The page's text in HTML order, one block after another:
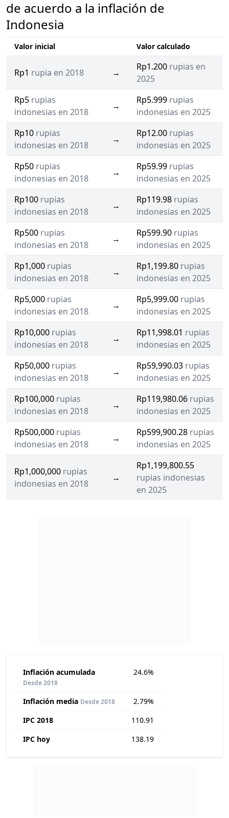
de acuerdo a la inflación de
Indonesia
Valor inicial Valor calculado
Rp1 rupia en 2018 →
Rp1.200 rupias en
2025
Rp5 rupias
indonesias en 2018
→
Rp5.999 rupias
indonesias en 2025
Rp10 rupias
indonesias en 2018
→
Rp12.00 rupias
indonesias en 2025
Rp50 rupias
indonesias en 2018
→
Rp59.99 rupias
indonesias en 2025
Rp100 rupias
indonesias en 2018
→
Rp119.98 rupias
indonesias en 2025
Rp500 rupias
indonesias en 2018
→
Rp599.90 rupias
indonesias en 2025
Rp1,000 rupias
indonesias en 2018
→
Rp1,199.80 rupias
indonesias en 2025
Rp5,000 rupias
indonesias en 2018
→
Rp5,999.00 rupias
indonesias en 2025
Rp10,000 rupias
indonesias en 2018
→
Rp11,998.01 rupias
indonesias en 2025
Rp50,000 rupias
indonesias en 2018
→
Rp59,990.03 rupias
indonesias en 2025
Rp100,000 rupias
indonesias en 2018
→
Rp119,980.06 rupias
indonesias en 2025
Rp500,000 rupias
indonesias en 2018
→
Rp599,900.28 rupias
indonesias en 2025
Rp1,000,000 rupias
indonesias en 2018
→
Rp1,199,800.55
rupias indonesias
en 2025
Inflación acumulada
Desde 2018
24.6%
Inflación media Desde 2018
2.79%
IPC 2018
110.91
IPC hoy
138.19